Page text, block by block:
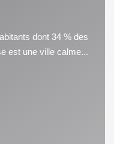
dont 34 % des
est une ville calme...